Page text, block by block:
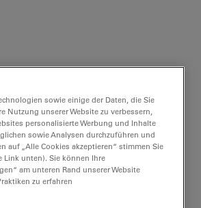
sowie einige der Daten, die Sie
Nutzung unserer Website zu verbessern,
personalisierte Werbung und Inhalte
sowie Analysen durchzuführen und
auf „Alle Cookies akzeptieren“ stimmen Sie
Link unten). Sie können Ihre
am unteren Rand unserer Website
zu erfahren